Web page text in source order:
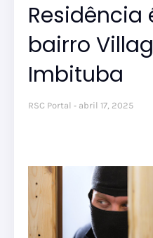
Residência
bairro
Imbituba
RSC Portal abril 17, 2025